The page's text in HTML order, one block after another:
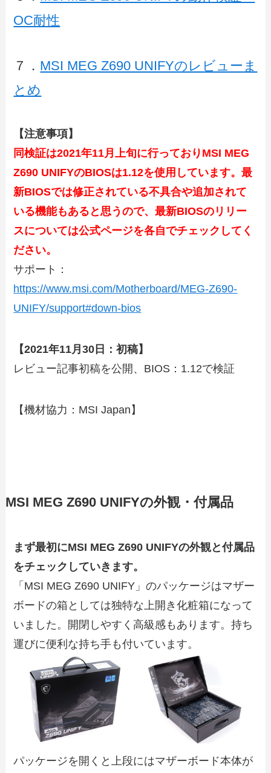
OC耐性
７． MSI MEG Z690 UNIFYのレビューま
とめ
【注意事項】
同検証は2021年11月上旬に行っておりMSI MEG
Z690 UNIFYのBIOSは1.12を使用しています。最
新BIOSでは修正されている不具合や追加されて
いる機能もあると思うので、最新BIOSのリリー
スについては公式ページを各自でチェックしてく
ださい。
サポート：
https://www.msi.com/Motherboard/MEG-Z690-
UNIFY/support#down-bios
【2021年11月30日：初稿】
レビュー記事初稿を公開、BIOS：1.12で検証
【機材協力：MSI Japan】
MSI MEG Z690 UNIFYの外観・付属品
まず最初にMSI MEG Z690 UNIFYの外観と付属品
をチェックしていきます。
「MSI MEG Z690 UNIFY」のパッケージはマザー
ボードの箱としては独特な上開き化粧箱になって
いました。開閉しやすく高級感もあります。持ち
運びに便利な持ち手も付いています。
パッケージを開くと上段にはマザーボード本体が